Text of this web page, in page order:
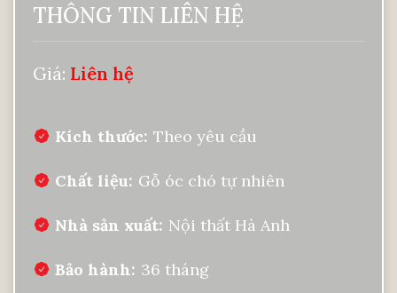
THÔNG TIN LIÊN HỆ
Giá: Liên hệ
Kích thước Theo yêu cầu
Chất liệu Gỗ óc chó tự nhiên
Nhà sản xuất Nội thất Hà Anh
Bảo hành 36 tháng